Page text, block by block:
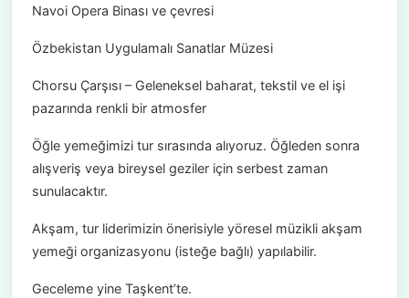
Navoi Opera Binası ve çevresi
Özbekistan Uygulamalı Sanatlar Müzesi
Chorsu Çarşısı – Geleneksel baharat, tekstil ve el işi
pazarında renkli bir atmosfer
Öğle yemeğimizi tur sırasında alıyoruz. Öğleden sonra
alışveriş veya bireysel geziler için serbest zaman
sunulacaktır.
Akşam, tur liderimizin önerisiyle yöresel müzikli akşam
yemeği organizasyonu (isteğe bağlı) yapılabilir.
Geceleme yine Taşkent’te.